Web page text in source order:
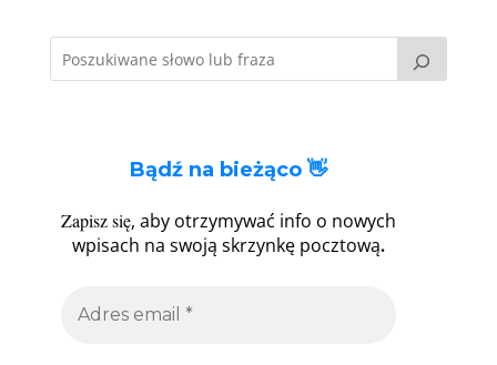
Bądź na bieżąco 👋
Zapisz się, aby otrzymywać info o nowych
wpisach na swoją skrzynkę pocztową.